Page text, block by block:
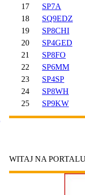
17
SP7A
18
SQ9EDZ
19
SP8CHI
20
SP4GED
21
SP8FO
22
SP6MM
23
SP4SP
24
SP8WH
25
SP9KW
WITAJ NA